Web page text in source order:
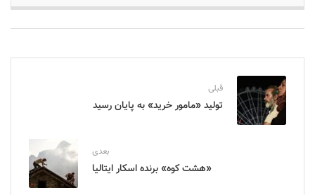
قبلی
تولید «مامور خرید» به پایان رسید
بعدی
«هشت کوه» برنده اسکار ایتالیا